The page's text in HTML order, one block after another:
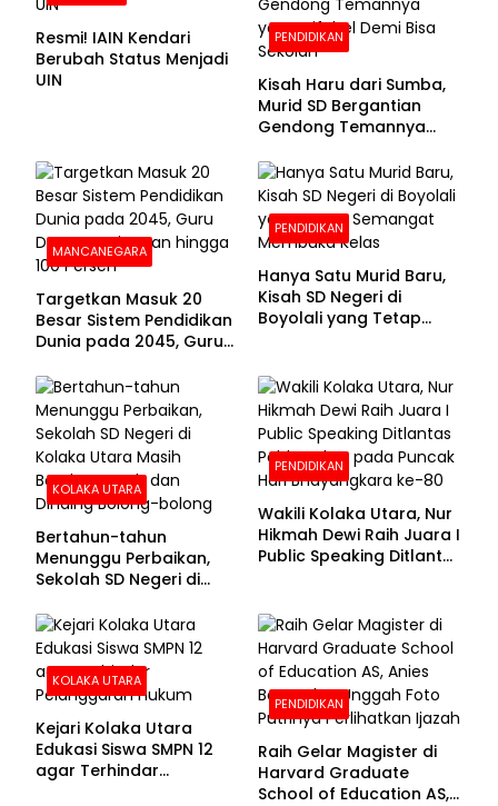
Resmi! IAIN Kendari
Berubah Status Menjadi
UIN
PENDIDIKAN
Kisah Haru dari Sumba,
Murid SD Bergantian
Gendong Temannya
Sekolah
MANCANEGARA
Targetkan Masuk 20
Besar Sistem Pendidikan
Dunia pada 2045, Guru
100 Persen
PENDIDIKAN
Hanya Satu Murid Baru,
Kisah SD Negeri di
Boyolali yang Tetap
KOLAKA UTARA
Bertahun-tahun
Menunggu Perbaikan,
Sekolah SD Negeri di
Beralas Tanah dan
Dinding Bolong-bolong
PENDIDIKAN
Wakili Kolaka Utara, Nur
Hikmah Dewi Raih Juara I
Public Speaking Ditlantas
Bhayangkara ke-80
KOLAKA UTARA
Kejari Kolaka Utara
Edukasi Siswa SMPN 12
agar Terhindar
PENDIDIKAN
Raih Gelar Magister di
Harvard Graduate
School of Education AS,